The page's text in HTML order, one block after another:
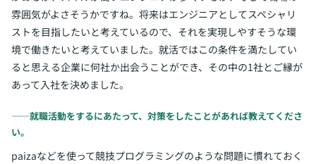
雰囲気がよさそうかですね。将来はエンジニアとしてスペシャリ
ストを目指したいと考えているので、それを実現しやすそうな環
境で働きたいと考えていました。就活ではこの条件を満たしてい
ると思える企業に何社か出会うことができ、その中の1社とご縁が
あって入社を決めました。
――就職活動をするにあたって、対策をしたことがあれば教えてくださ
い。
paizaなどを使って競技プログラミングのような問題に慣れておく